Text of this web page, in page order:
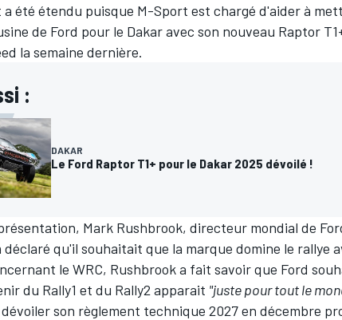
été étendu puisque M-Sport est chargé d'aider à
de Ford pour le Dakar avec son nouveau Raptor
la semaine dernière.
:
DAKAR
Le Ford Raptor T1+ pour le Dakar 2025 dévoilé !
Mark Rushbrook, directeur mondial de
qu'il souhaitait que la marque domine le rallye
le WRC, Rushbrook a fait savoir que Ford
du Rally1 et du Rally2 apparait "juste pour tout le
son règlement technique 2027 en décembre